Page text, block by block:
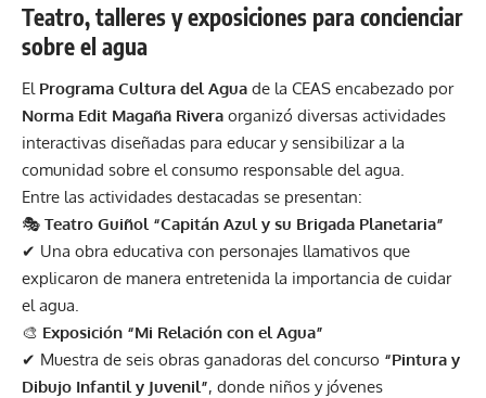
Teatro, talleres y exposiciones para concienciar
sobre el agua
El Programa Cultura del Agua de la CEAS encabezado por
Norma Edit Magaña Rivera organizó diversas actividades
interactivas diseñadas para educar y sensibilizar a la
comunidad sobre el consumo responsable del agua.
Entre las actividades destacadas se presentan:
🎭 Teatro Guiñol “Capitán Azul y su Brigada Planetaria”
✔ Una obra educativa con personajes llamativos que
explicaron de manera entretenida la importancia de cuidar
el agua.
🎨 Exposición “Mi Relación con el Agua”
✔ Muestra de seis obras ganadoras del concurso “Pintura y
Dibujo Infantil y Juvenil”, donde niños y jóvenes